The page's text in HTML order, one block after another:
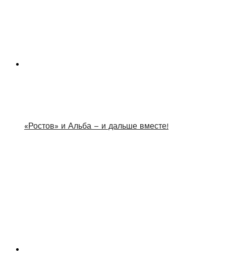
«Ростов» и Альба – и дальше вместе!